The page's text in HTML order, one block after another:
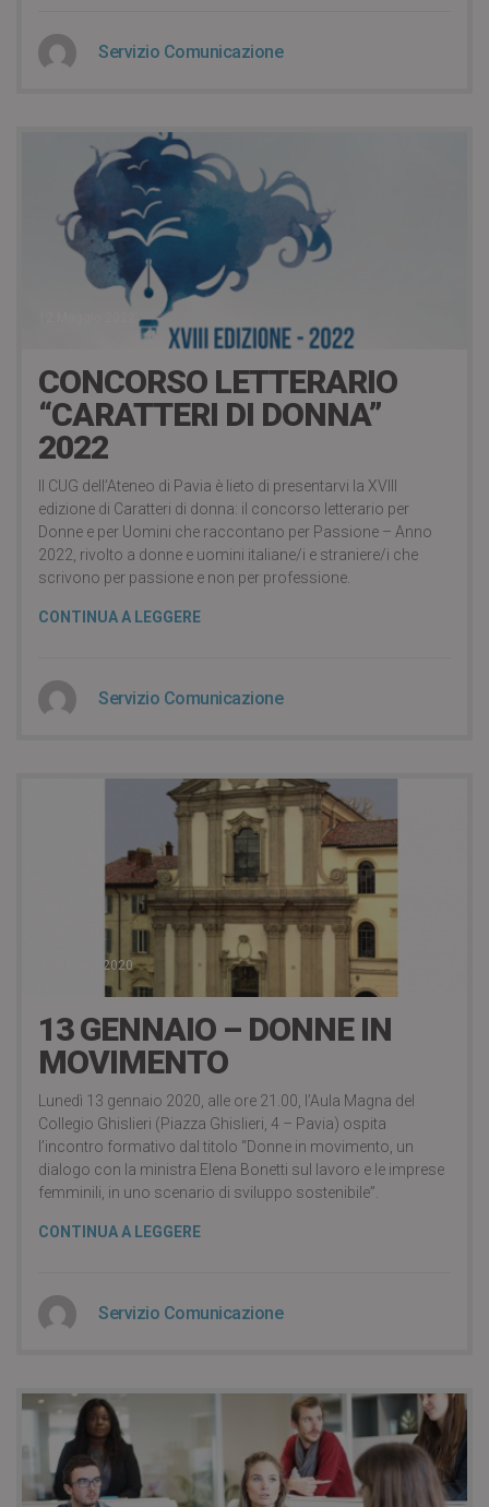
Servizio Comunicazione
CONCORSO LETTERARIO
“CARATTERI DI DONNA”
2022
Il CUG dell’Ateneo di Pavia è lieto di presentarvi la XVIII
edizione di Caratteri di donna: il concorso letterario per
Donne e per Uomini che raccontano per Passione – Anno
2022, rivolto a donne e uomini italiane/i e straniere/i che
scrivono per passione e non per professione.
CONTINUA A LEGGERE
Servizio Comunicazione
3 Gennaio 2020
13 GENNAIO – DONNE IN
MOVIMENTO
Lunedì 13 gennaio 2020, alle ore 21.00, l’Aula Magna del
Collegio Ghislieri (Piazza Ghislieri, 4 – Pavia) ospita
l’incontro formativo dal titolo “Donne in movimento, un
dialogo con la ministra Elena Bonetti sul lavoro e le imprese
femminili, in uno scenario di sviluppo sostenibile”.
CONTINUA A LEGGERE
Servizio Comunicazione